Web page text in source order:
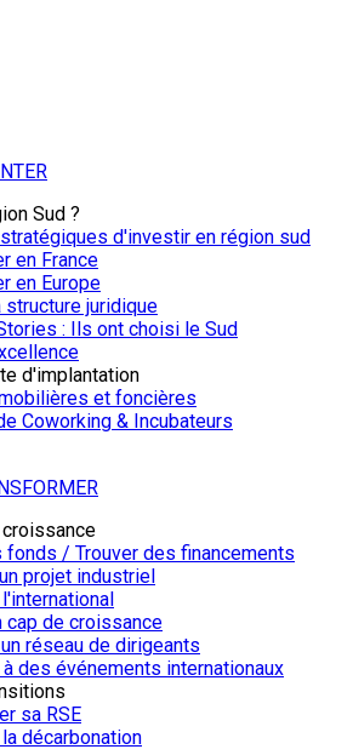
Sud ?
d'investir en région sud
en France
en Europe
structure juridique
: Ils ont choisi le Sud
d'implantation
et foncières
Coworking & Incubateurs
fonds / Trouver des financements
projet industriel
cap de croissance
réseau de dirigeants
des événements internationaux
sa RSE
décarbonation